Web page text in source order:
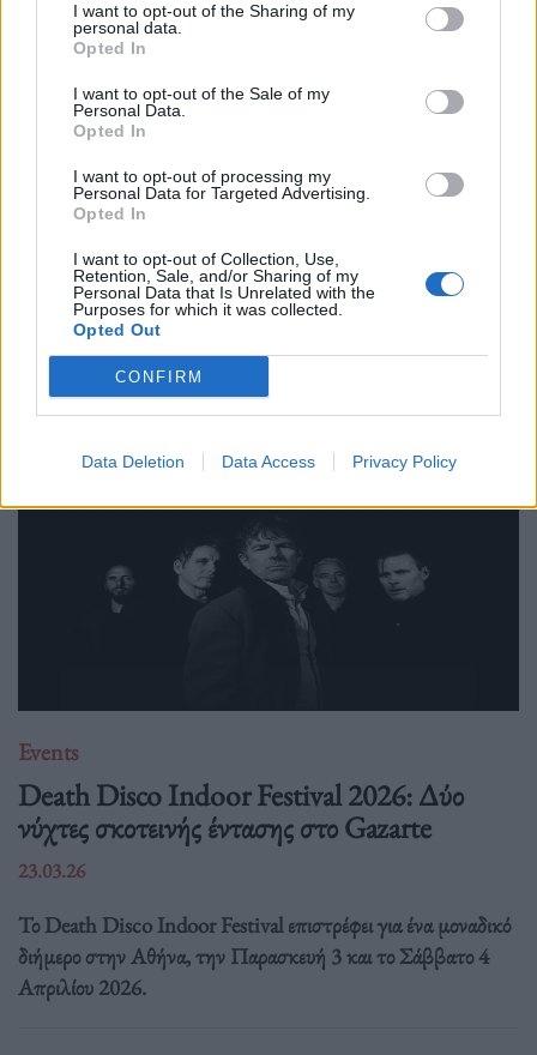
I want to opt-out of the Sharing of my
personal data.
Opted In
I want to opt-out of the Sale of my
Personal Data.
Opted In
I want to opt-out of processing my
Personal Data for Targeted Advertising.
Opted In
I want to opt-out of Collection, Use,
Retention, Sale, and/or Sharing of my
Personal Data that Is Unrelated with the
Purposes for which it was collected.
Opted Out
CONFIRM
Data Deletion Data Access Privacy Policy
Events
Thessaloniki Street Food Festival 2026:
Πέντε μέρες γεμάτες street food και μουσική
στη ΔΕΘ
18.05.26
Από hip hop live και disco DJs μέχρι γεύσεις που μοιάζουν να
βγήκαν από food market του Τόκιο ή καντίνα στις 3 το πρωί
στο Μεξικό, το Thessaloniki Street Food Festival επιστρέφει
τον Μάιο και η πόλη ε
Events
Death Disco Indoor Festival 2026: Δύο
νύχτες σκοτεινής έντασης στο Gazarte
23.03.26
Το Death Disco Indoor Festival επιστρέφει για ένα μοναδικό
διήμερο στην Αθήνα, την Παρασκευή 3 και το Σάββατο 4
Απριλίου 2026.